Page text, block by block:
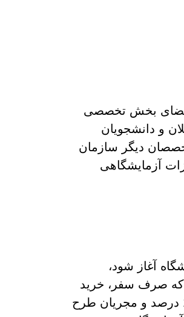
اعضای بخش تخصصی
و دانشجویان
دیگر سازمان
آزمایشگاهی
آغاز شود،
از بودجه را دریافت می کند و تیم تحقیقاتی - 81٪، که صرف سفر، خرید
تجهیزات و حقوق می شود. اگر مبتکر دانشگاه باشد، دانشگاه 17 درصد و مجریان طرح